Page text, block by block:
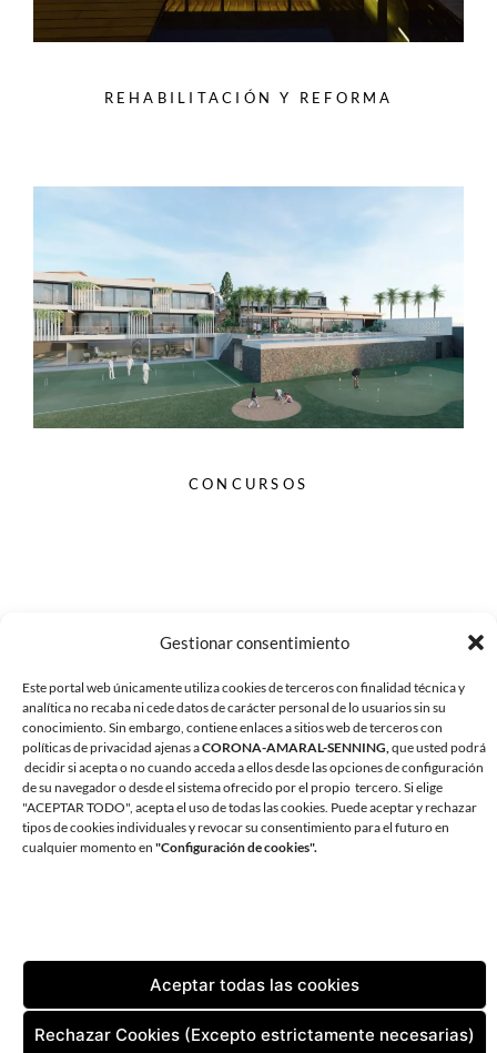
Gestionar consentimiento
Este portal web únicamente utiliza cookies de terceros con finalidad técnica y
analítica no recaba ni cede datos de carácter personal de lo usuarios sin su
conocimiento. Sin embargo, contiene enlaces a sitios web de terceros con
políticas de privacidad ajenas aCORONA-AMARAL-SENNING,que usted podrá
decidir si acepta o no cuando acceda a ellos desde las opciones de configuración
de su navegador o desde el sistema ofrecido por el propio tercero. Si elige
"ACEPTAR TODO", acepta el uso de todas las cookies. Puede aceptar y rechazar
tipos de cookies individuales y revocar su consentimiento para el futuro en
cualquier momento en "Configuración de cookies".
Aceptar todas las cookies
Rechazar Cookies (Excepto estrictamente necesarias)
REHABILITACIÓN Y REFORMA
CONCURSOS
CORONA AMARAL SENNING ARQUITECTURA
CONTACTO AVISO LEGAL
POLÍTICA DE PRIVACIDAD
POLÍTICA DE COOKIES (UE)